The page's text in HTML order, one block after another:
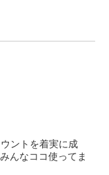
ントを着実に成
んなココ使ってま